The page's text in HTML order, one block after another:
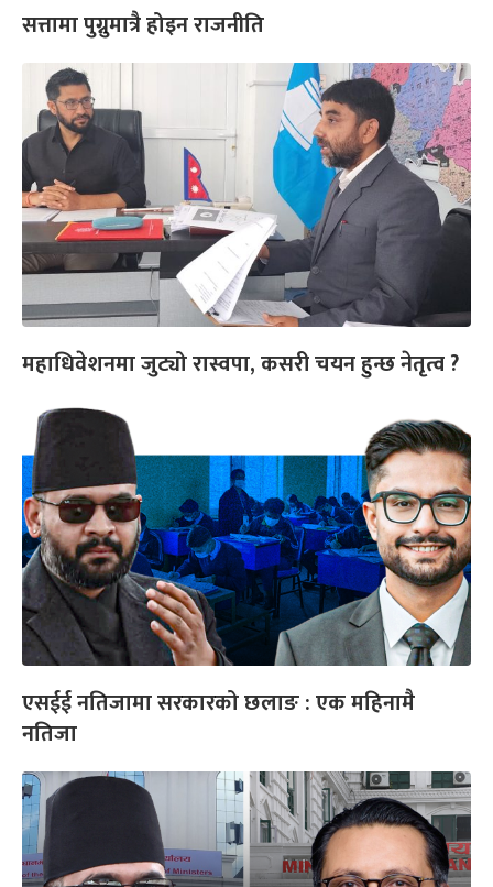
सत्तामा पुग्नुमात्रै होइन राजनीति
महाधिवेशनमा जुट्यो रास्वपा, कसरी चयन हुन्छ नेतृत्व ?
एसईई नतिजामा सरकारको छलाङ : एक महिनामै
नतिजा